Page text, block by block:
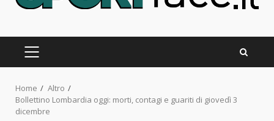
PRIMARY
Home
Altro
Bollettino Lombardia oggi: morti, contagi e guariti di giovedì 3
dicembre